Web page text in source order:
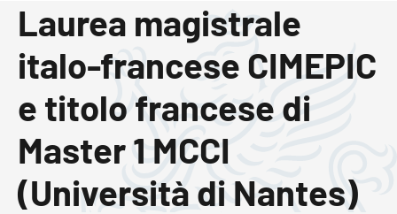
Laurea magistrale
italo-francese CIMEPIC
e titolo francese di
Master 1 MCCI
(Università di Nantes)